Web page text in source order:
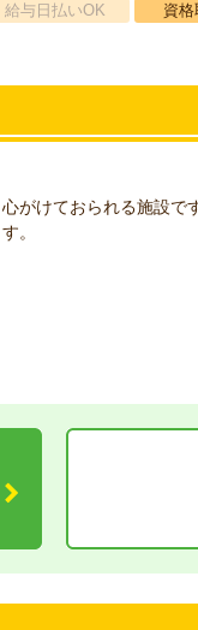
給与日払いOK 資格
がけておられる施設で
。